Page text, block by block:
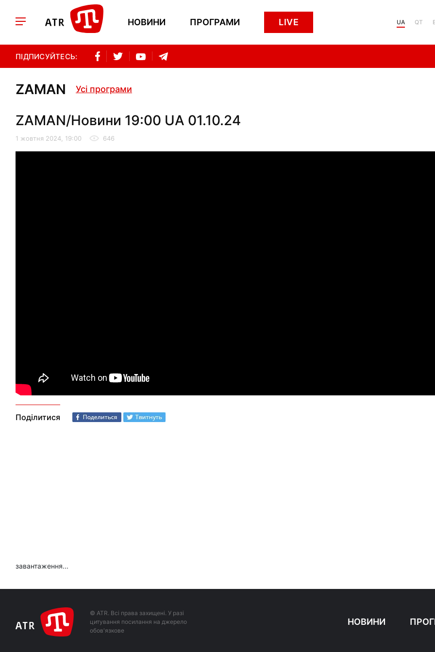
НОВИНИ ПРОГРАМИ LIVE UA QT
ПІДПИСУЙТЕСЬ:
ZAMAN Усі програми
ZAMAN/Новини 19:00 UA 01.10.24
1 жовтня 2024, 19:00 646
Поділитися
завантаження...
© ATR. Всі права захищені. У разі
цитування посилання на джерело
обов'язкове
НОВИНИ